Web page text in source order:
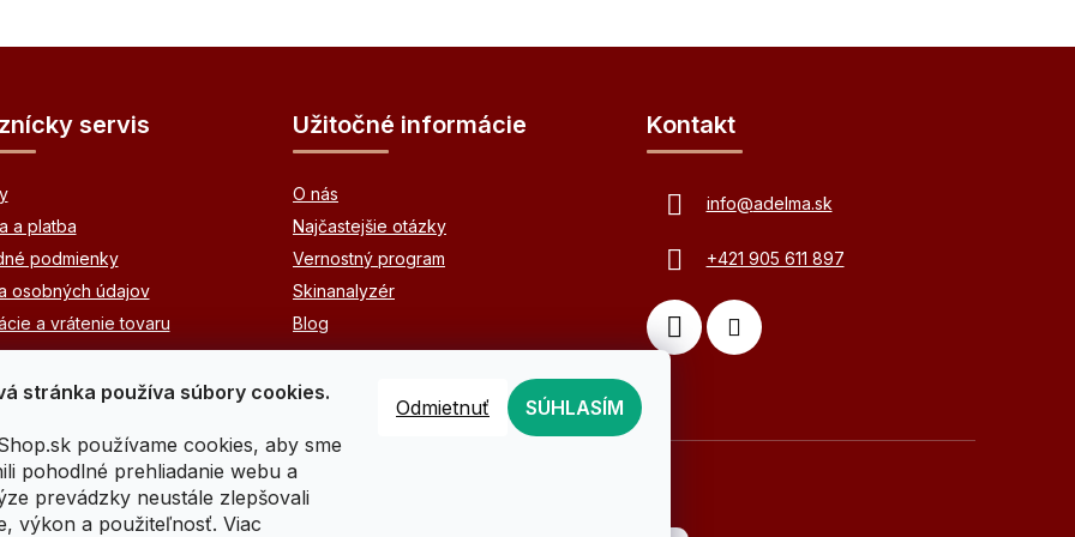
stránka používa súbory cookies.
používame cookies, aby sme
pohodlné prehliadanie webu a
prevádzky neustále zlepšovali
výkon a použiteľnosť. Viac
Odmietnuť SÚHLASÍM
servis
a platba
podmienky
osobných údajov
a vrátenie tovaru
Užitočné informácie
O nás
Najčastejšie otázky
Vernostný program
Skinanalyzér
Blog
Kontakt
info@adelma.sk
+421 905 611 897
Registrácia (pre odborníkov v estetickej starostlivosti)